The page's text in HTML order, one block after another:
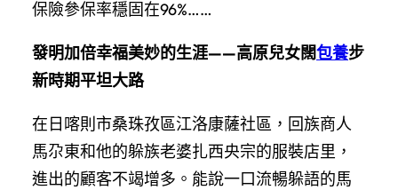
保險參保率穩固在96%……
發明加倍幸福美妙的生涯——高原兒女闊包養步
新時期平坦大路
在日喀則市桑珠孜區江洛康薩社區，回族商人
馬尕東和他的躲族老婆扎西央宗的服裝店里，
進出的顧客不竭增多。能說一口流暢躲語的馬